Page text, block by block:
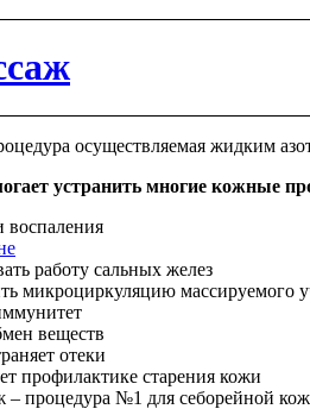
осуществляемая жидким
устранить многие кожные
воспаления
работу сальных желез
микроциркуляцию массируемого
веществ
отеки
профилактике старения кожи
– процедура №1 для себорейной